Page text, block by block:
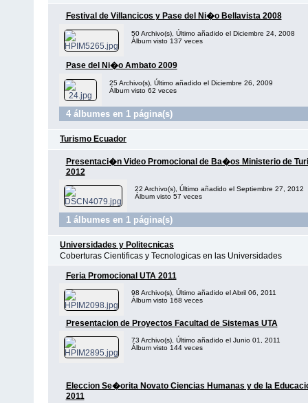
Festival de Villancicos y Pase del Ni�o Bellavista 2008
50 Archivo(s), Último añadido el Diciembre 24, 2008
Álbum visto 137 veces
Pase del Ni�o Ambato 2009
25 Archivo(s), Último añadido el Diciembre 26, 2009
Álbum visto 62 veces
4 álbumes en 1 página(s)
Turismo Ecuador
Presentaci�n Video Promocional de Ba�os Ministerio de
2012
22 Archivo(s), Último añadido el Septiembre 27, 2012
Álbum visto 57 veces
1 álbumes en 1 página(s)
Universidades y Politecnicas
Coberturas Cientificas y Tecnologicas en las Universidades
Feria Promocional UTA 2011
98 Archivo(s), Último añadido el Abril 06, 2011
Álbum visto 168 veces
Presentacion de Proyectos Facultad de Sistemas UTA
73 Archivo(s), Último añadido el Junio 01, 2011
Álbum visto 144 veces
Eleccion Se�orita Novato Ciencias Humanas y de la
2011